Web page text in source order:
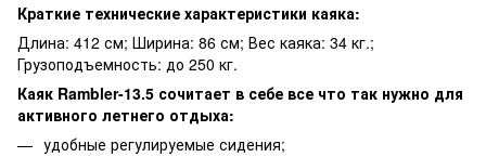
Краткие технические характеристики каяка:
Длина: 412 см; Ширина: 86 см; Вес каяка: 34 кг.;
Грузоподъемность: до 250 кг.
Каяк Rambler-13.5 сочитает в себе все что так нужно для
активного летнего отдыха:
удобные регулируемые сидения;